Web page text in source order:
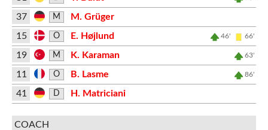
37 M
M. Grüger
15
O E. Højlund 46' 66'
19 M K. Karaman 63'
11 O B. Lasme 86'
41 D H. Matriciani
COACH